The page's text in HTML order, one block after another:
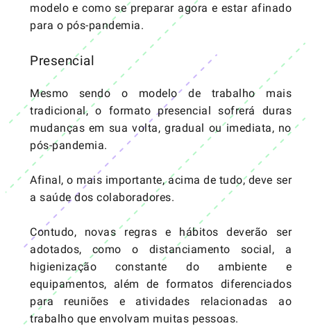
modelo e como se preparar agora e estar afinado
para o pós-pandemia.
Presencial
Mesmo sendo o modelo de trabalho mais
tradicional, o formato presencial sofrerá duras
mudanças em sua volta, gradual ou imediata, no
pós-pandemia.
Afinal, o mais importante, acima de tudo, deve ser
a saúde dos colaboradores.
Contudo, novas regras e hábitos deverão ser
adotados, como o distanciamento social, a
higienização constante do ambiente e
equipamentos, além de formatos diferenciados
para reuniões e atividades relacionadas ao
trabalho que envolvam muitas pessoas.